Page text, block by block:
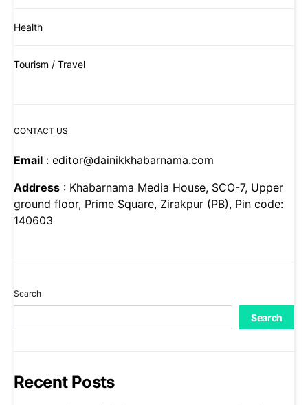
Health
Tourism / Travel
CONTACT US
Email : editor@dainikkhabarnama.com
Address : Khabarnama Media House, SCO-7, Upper
ground floor, Prime Square, Zirakpur (PB), Pin code:
140603
Search
Search
Recent Posts